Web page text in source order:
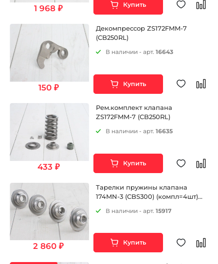
1 968 ₽ Купить
150 ₽
Декомпрессор ZS172FMM-7
(CB250RL)
В наличии - арт.16643
Купить
433 ₽
Рем.комплект клапана
ZS172FMM-7 (CB250RL)
В наличии - арт.16635
Купить
2 860 ₽
Тарелки пружины клапана
174MN-3 (CBS300) (компл=4шт)
В наличии - арт.15917
Купить